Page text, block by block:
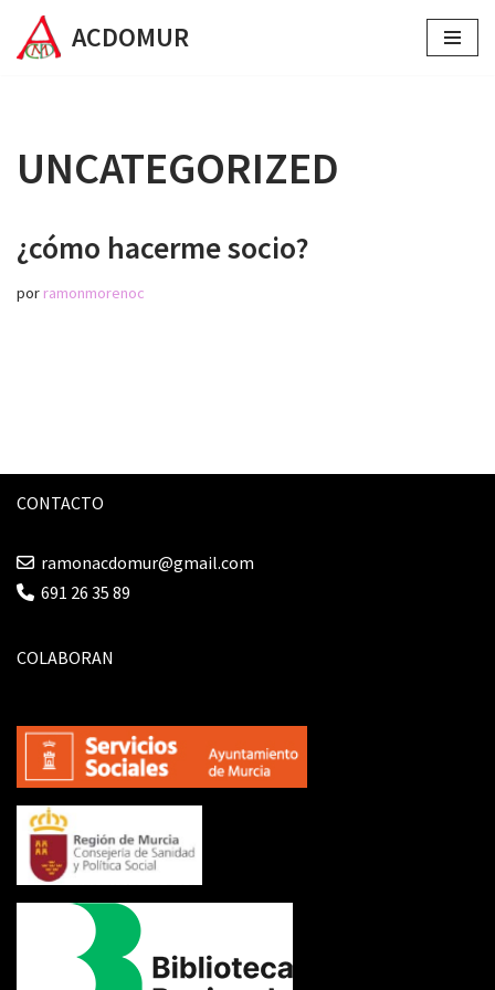
Saltar
ACDOMUR
UNCATEGORIZED
¿cómo hacerme socio?
por ramonmorenoc
CONTACTO
ramonacdomur@gmail.com
691 26 35 89
COLABORAN